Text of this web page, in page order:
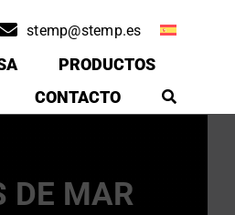
stemp@stemp.es
PRODUCTOS
CONTACTO
DE MAR